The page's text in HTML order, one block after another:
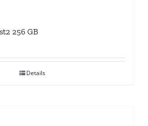
256 GB
Details